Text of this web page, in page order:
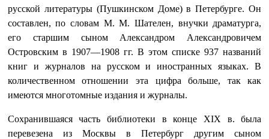
русской литературы (Пушкинском Доме) в Петербурге. Он
составлен, по словам М. М. Шателен, внучки драматурга,
его старшим сыном Александром Александровичем
Островским в 1907—1908 гг. В этом списке 937 названий
книг и журналов на русском и иностранных языках. В
количественном отношении эта цифра больше, так как
имеются многотомные издания и журналы.
Сохранившаяся часть библиотеки в конце XIX в. была
перевезена из Москвы в Петербург другим сыном